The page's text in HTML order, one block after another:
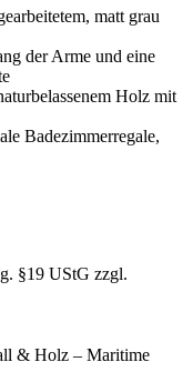
matt grau
der Arme und eine
Holz mit
Badezimmerregale,
§19 UStG zzgl.